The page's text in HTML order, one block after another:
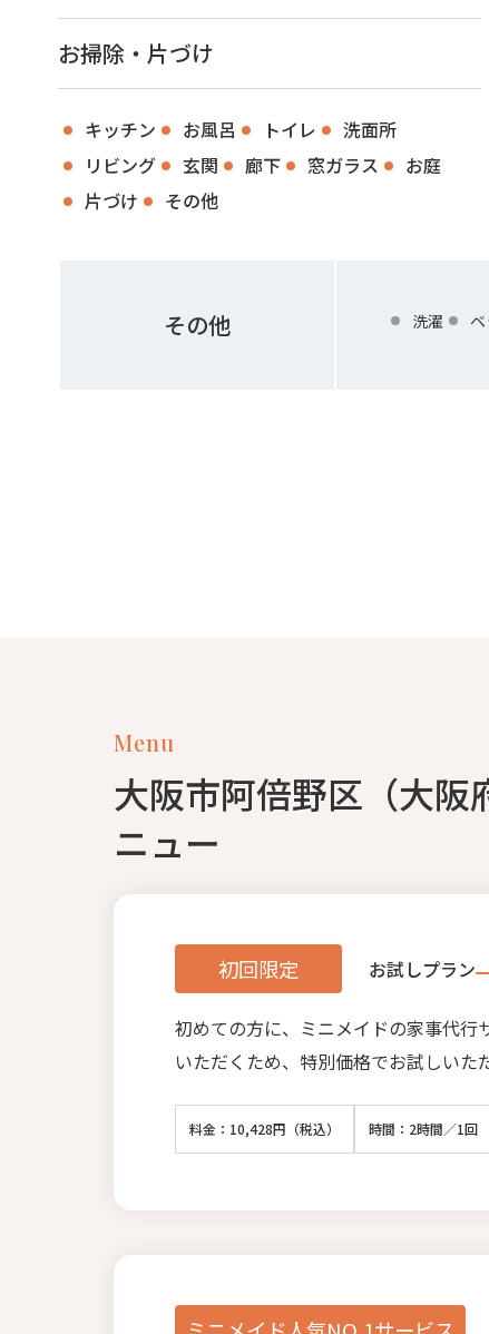
お掃除・片づけ
キッチン お風呂 トイレ
洗面所
リビング
玄関 廊下 窓ガラス
お庭
片づけ
その他
その他 洗濯
Menu
大阪市阿倍野区（大阪
ニュー
初回限定 お試しプラン
初めての方に、ミニメイドの家事代行
いただくため、特別価格でお試しいた
料金：10,428円（税込） 時間：2時間／1回